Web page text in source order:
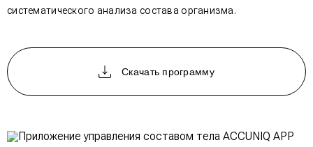
систематического анализа состава организма.
Скачать программу